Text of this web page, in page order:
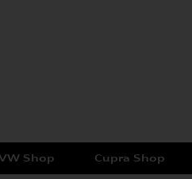
Shop Cupra Shop